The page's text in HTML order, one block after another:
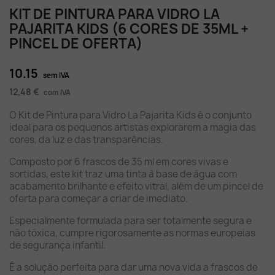
KIT DE PINTURA PARA VIDRO LA
PAJARITA KIDS (6 CORES DE 35ML +
PINCEL DE OFERTA)
10.15 sem IVA
12,48 € com IVA
O Kit de Pintura para Vidro La Pajarita Kids é o conjunto
ideal para os pequenos artistas explorarem a magia das
cores, da luz e das transparências.
Composto por 6 frascos de 35 ml em cores vivas e
sortidas, este kit traz uma tinta à base de água com
acabamento brilhante e efeito vitral, além de um pincel de
oferta para começar a criar de imediato.
Especialmente formulada para ser totalmente segura e
não tóxica, cumpre rigorosamente as normas europeias
de segurança infantil.
É a solução perfeita para dar uma nova vida a frascos de